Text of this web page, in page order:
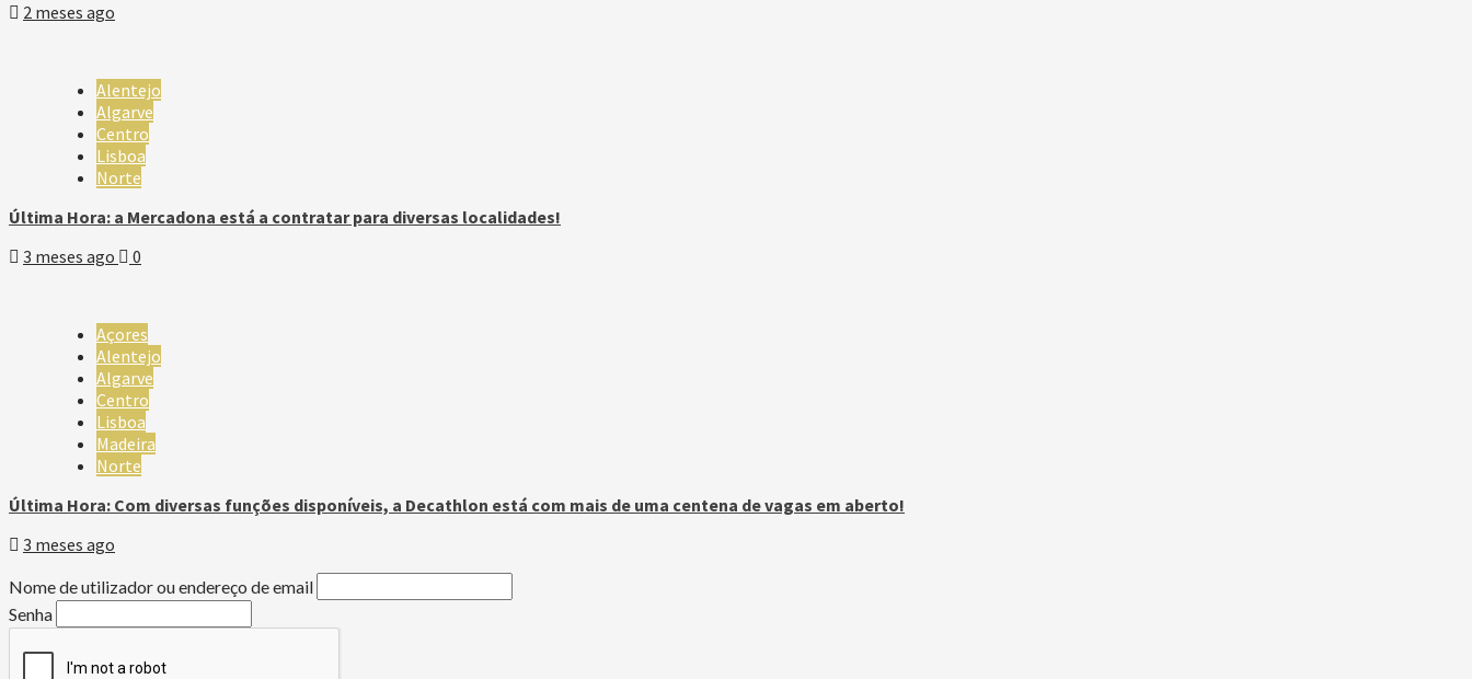
2 meses ago
Alentejo
Algarve
Centro
Lisboa
Norte
Última Hora: a Mercadona está a contratar para diversas localidades!
3 meses ago
0
Açores
Alentejo
Algarve
Centro
Lisboa
Madeira
Norte
Última Hora: Com diversas funções disponíveis, a Decathlon está com mais de uma centena de vagas em aberto!
3 meses ago
Nome de utilizador ou endereço de email
Senha